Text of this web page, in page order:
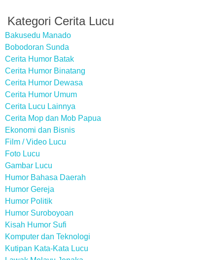
Kategori Cerita Lucu
Bakusedu Manado
Bobodoran Sunda
Cerita Humor Batak
Cerita Humor Binatang
Cerita Humor Dewasa
Cerita Humor Umum
Cerita Lucu Lainnya
Cerita Mop dan Mob Papua
Ekonomi dan Bisnis
Film / Video Lucu
Foto Lucu
Gambar Lucu
Humor Bahasa Daerah
Humor Gereja
Humor Politik
Humor Suroboyoan
Kisah Humor Sufi
Komputer dan Teknologi
Kutipan Kata-Kata Lucu